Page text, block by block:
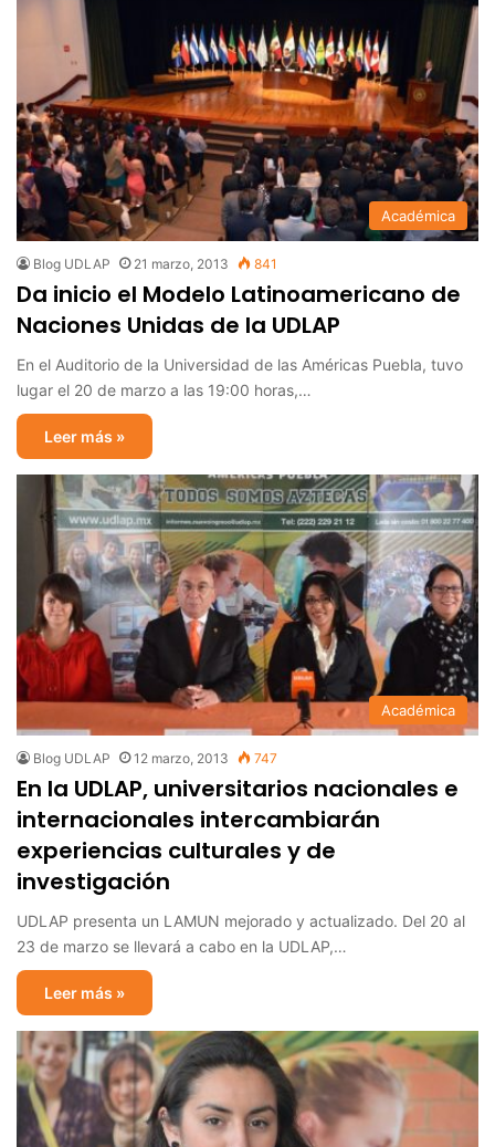
Académica
Blog UDLAP 21 marzo, 2013 841
Da inicio el Modelo Latinoamericano de
Naciones Unidas de la UDLAP
En el Auditorio de la Universidad de las Américas Puebla, tuvo
lugar el 20 de marzo a las 19:00 horas,…
Leer más »
Académica
Blog UDLAP 12 marzo, 2013 747
En la UDLAP, universitarios nacionales e
internacionales intercambiarán
experiencias culturales y de
investigación
UDLAP presenta un LAMUN mejorado y actualizado. Del 20 al
23 de marzo se llevará a cabo en la UDLAP,…
Leer más »